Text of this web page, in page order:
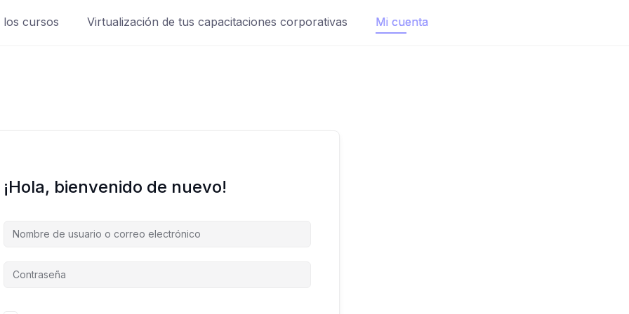
los cursos Virtualización de tus capacitaciones corporativas Mi cuenta
¡Hola, bienvenido de nuevo!